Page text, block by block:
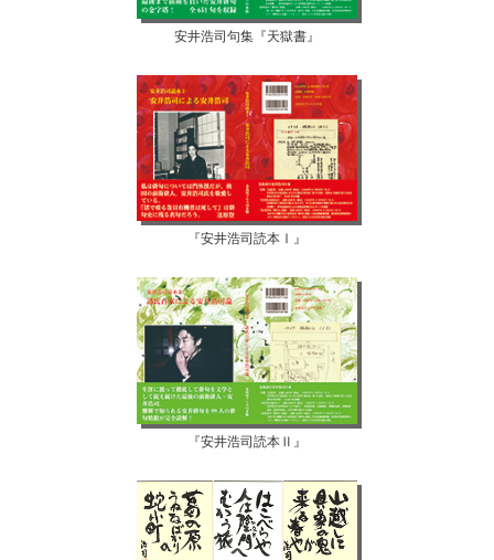
安井浩司句集『天獄書』
『安井浩司読本Ⅰ』
『安井浩司読本Ⅱ』